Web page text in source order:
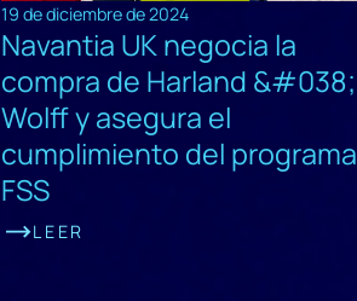
19 de diciembre de 2024
Navantia UK negocia la
compra de Harland &#038;
Wolff y asegura el
cumplimiento del programa
FSS
LEER